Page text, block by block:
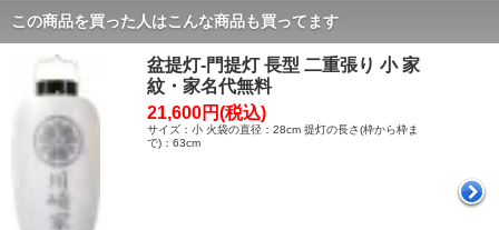
この商品を買った人はこんな商品も買ってます
盆提灯-門提灯 長型 二重張り 小 家
紋・家名代無料
21,600円(税込)
サイズ：小 火袋の直径：28cm 提灯の長さ(枠から枠ま
で)：63cm